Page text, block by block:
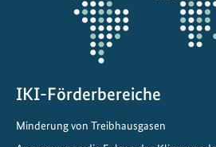
i
IKI-Förderbereiche
Minderung von Treibhausgasen